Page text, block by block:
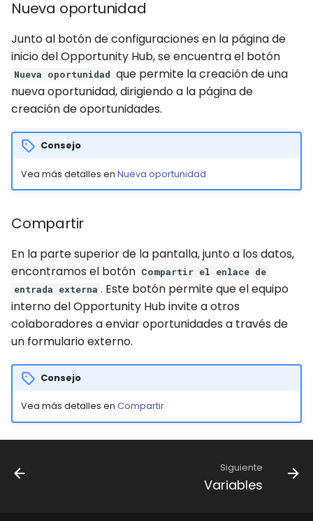
Nueva oportunidad
Junto al botón de configuraciones en la página de
inicio del Opportunity Hub, se encuentra el botón
Nueva oportunidad que permite la creación de una
nueva oportunidad, dirigiendo a la página de
creación de oportunidades.
Consejo
Vea más detalles en Nueva oportunidad
Compartir
En la parte superior de la pantalla, junto a los datos,
encontramos el botón Compartir el enlace de
entrada externa . Este botón permite que el equipo
interno del Opportunity Hub invite a otros
colaboradores a enviar oportunidades a través de
un formulario externo.
Consejo
Vea más detalles en Compartir
Siguiente
Variables